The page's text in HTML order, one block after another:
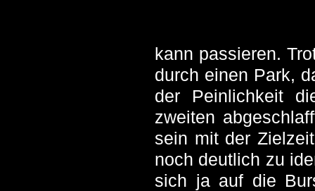
kann passieren.
durch einen Park,
der Peinlichkeit
zweiten
sein mit der
noch deutlich zu
sich ja auf die